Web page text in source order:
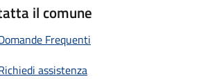
il comune
Frequenti
assistenza